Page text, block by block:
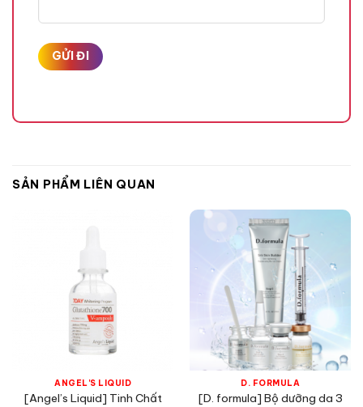
SẢN PHẨM LIÊN QUAN
ANGEL'S LIQUID
[Angel’s Liquid] Tinh Chất
D. FORMULA
[D. formula] Bộ dưỡng da 3